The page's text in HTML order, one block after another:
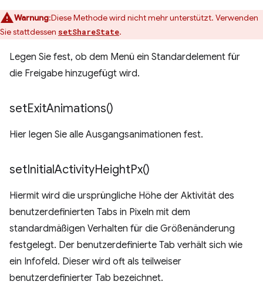
Warnung:Diese Methode wird nicht mehr unterstützt. Verwenden
Sie stattdessen setShareState.
Legen Sie fest, ob dem Menü ein Standardelement für
die Freigabe hinzugefügt wird.
setExitAnimations()
Hier legen Sie alle Ausgangsanimationen fest.
setInitialActivityHeightPx()
Hiermit wird die ursprüngliche Höhe der Aktivität des
benutzerdefinierten Tabs in Pixeln mit dem
standardmäßigen Verhalten für die Größenänderung
festgelegt. Der benutzerdefinierte Tab verhält sich wie
ein Infofeld. Dieser wird oft als teilweiser
benutzerdefinierter Tab bezeichnet.